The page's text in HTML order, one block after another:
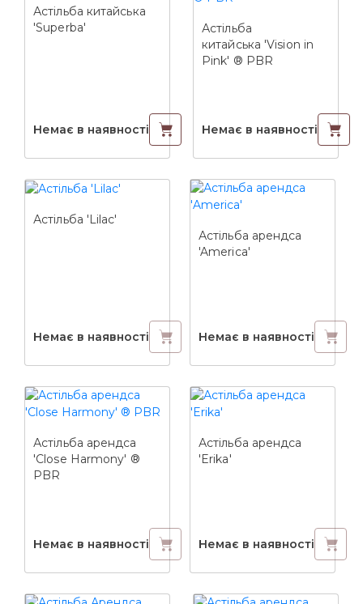
Астільба китайська
'Superba'
Немає в наявності
Астільба
китайська 'Vision in
Pink' ® PBR
Немає в наявності
Астільба 'Lilac'
Немає в наявності
Астільба арендса
'America'
Немає в наявності
Астільба арендса
'Close Harmony' ®
PBR
Немає в наявності
Астільба арендса
'Erika'
Немає в наявності